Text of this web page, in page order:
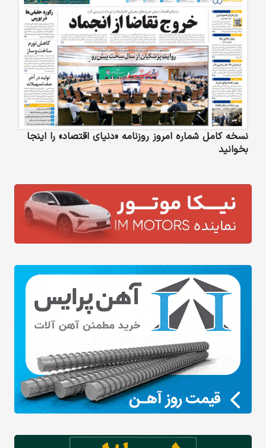
نسخه کامل شماره امروز روزنامه «دنیای‌ اقتصاد» را اینجا
بخوانید